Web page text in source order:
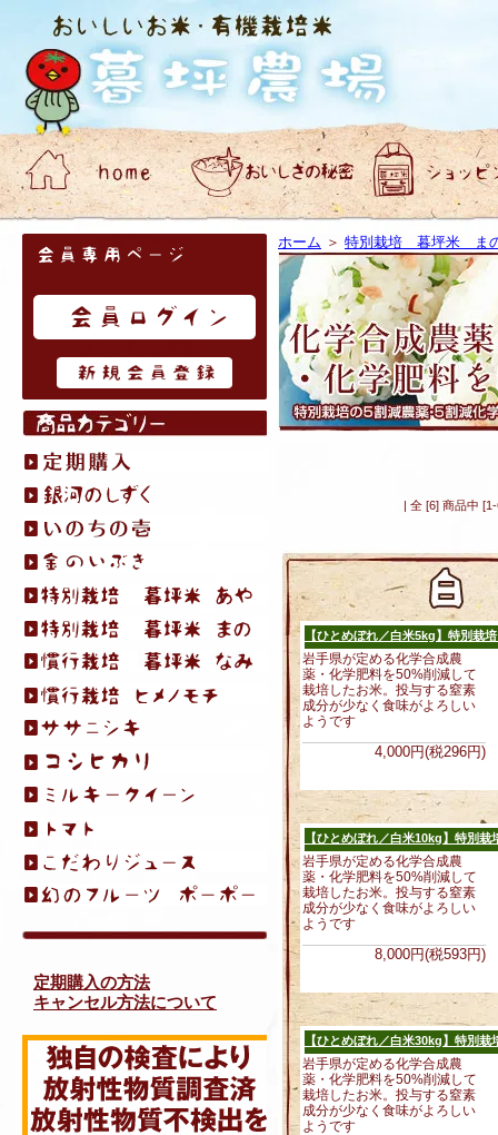
ホーム ＞ 特別栽培 暮坪米 ま
| 全 [6] 商品中
【ひとめぼれ／白米5kg】特別栽
岩手県が定める化学合成農
薬・化学肥料を50%削減して
栽培したお米。投与する窒素
成分が少なく食味がよろしい
ようです
4,000円(税296円)
【ひとめぼれ／白米10kg】特別
岩手県が定める化学合成農
薬・化学肥料を50%削減して
栽培したお米。投与する窒素
成分が少なく食味がよろしい
ようです
8,000円(税593円)
【ひとめぼれ／白米30kg】特別
岩手県が定める化学合成農
薬・化学肥料を50%削減して
栽培したお米。投与する窒素
成分が少なく食味がよろしい
ようです
定期購入の方法
キャンセル方法について